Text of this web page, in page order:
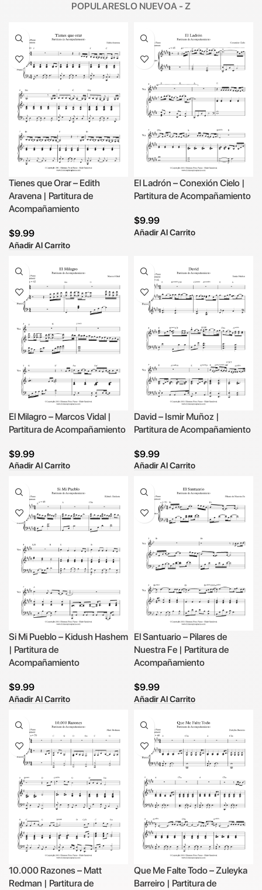
POPULARESLO NUEVOA - Z
Tienes que Orar – Edith
Aravena | Partitura de
Acompañamiento
$9.99
Añadir Al Carrito
El Ladrón – Conexión Cielo |
Partitura de Acompañamiento
$9.99
Añadir Al Carrito
El Milagro – Marcos Vidal |
Partitura de Acompañamiento
$9.99
Añadir Al Carrito
David – Ismir Muñoz |
Partitura de Acompañamiento
$9.99
Añadir Al Carrito
Si Mi Pueblo – Kidush Hashem
| Partitura de
Acompañamiento
$9.99
Añadir Al Carrito
El Santuario – Pilares de
Nuestra Fe | Partitura de
Acompañamiento
$9.99
Añadir Al Carrito
10.000 Razones – Matt
Redman | Partitura de
Que Me Falte Todo – Zuleyka
Barreiro | Partitura de